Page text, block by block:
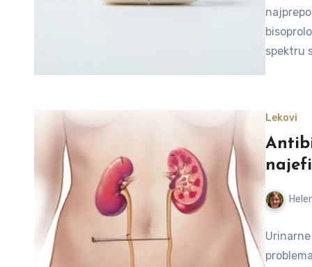
spektru
Lekovi